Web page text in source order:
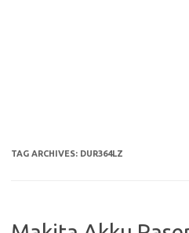
TAG ARCHIVES: DUR364LZ